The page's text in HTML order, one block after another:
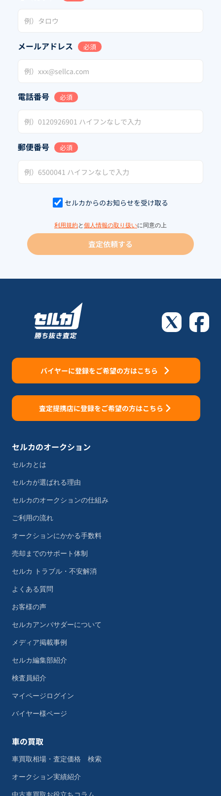
メールアドレス 必須
電話番号 必須
郵便番号 必須
セルカからのお知らせを受け取る
利用規約と 個人情報の取り扱いに同意の上
査定依頼する
バイヤーに登録をご希望の方はこちら
査定提携店に登録をご希望の方はこちら
セルカのオークション
セルカとは
セルカが選ばれる理由
セルカのオークションの仕組み
ご利用の流れ
オークションにかかる手数料
売却までのサポート体制
セルカ トラブル・不安解消
よくある質問
お客様の声
セルカアンバサダーについて
メディア掲載事例
セルカ編集部紹介
検査員紹介
マイページログイン
バイヤー様ページ
車の買取
車買取相場・査定価格 検索
オークション実績紹介